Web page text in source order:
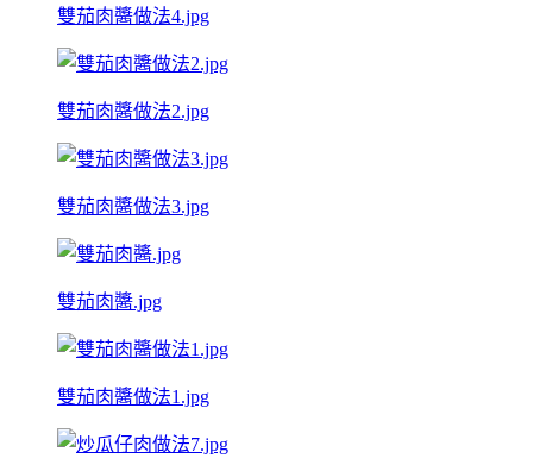
雙茄肉醬做法4.jpg
雙茄肉醬做法2.jpg
雙茄肉醬做法3.jpg
雙茄肉醬.jpg
雙茄肉醬做法1.jpg